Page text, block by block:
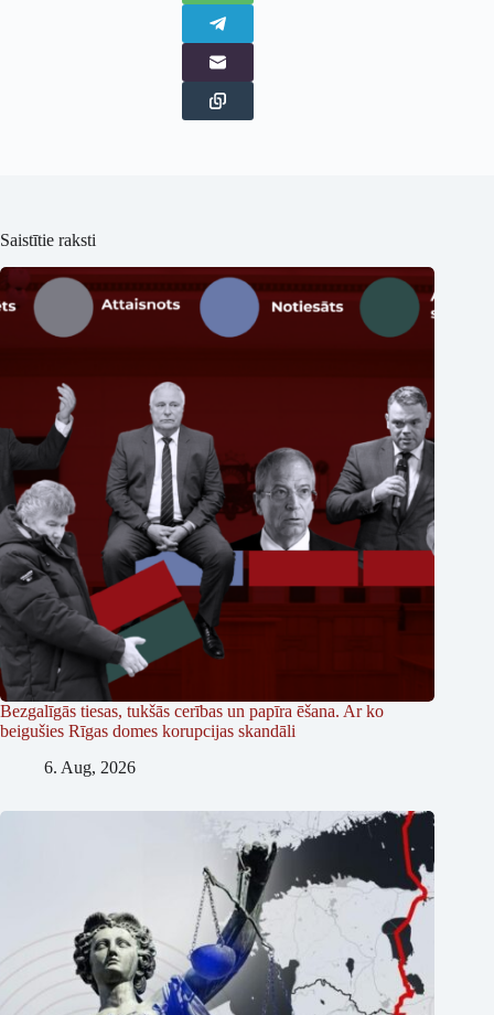
Saistītie raksti
Bezgalīgās tiesas, tukšās cerības un papīra ēšana. Ar ko
beigušies Rīgas domes korupcijas skandāli
6. Aug, 2026